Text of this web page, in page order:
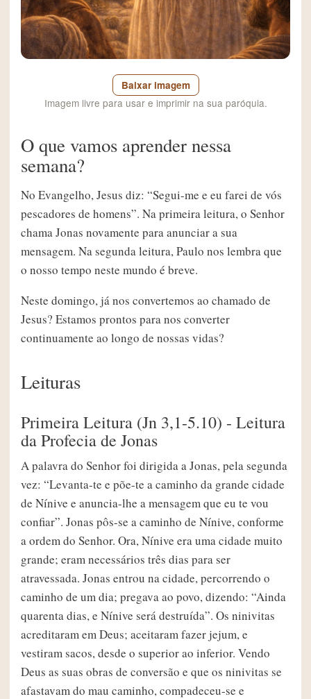
Baixar imagem
Imagem livre para usar e imprimir na sua paróquia.
O que vamos aprender nessa
semana?
No Evangelho, Jesus diz: “Segui-me e eu farei de vós
pescadores de homens”. Na primeira leitura, o Senhor
chama Jonas novamente para anunciar a sua
mensagem. Na segunda leitura, Paulo nos lembra que
o nosso tempo neste mundo é breve.
Neste domingo, já nos convertemos ao chamado de
Jesus? Estamos prontos para nos converter
continuamente ao longo de nossas vidas?
Leituras
Primeira Leitura (Jn 3,1-5.10) - Leitura
da Profecia de Jonas
A palavra do Senhor foi dirigida a Jonas, pela segunda
vez: “Levanta-te e põe-te a caminho da grande cidade
de Nínive e anuncia-lhe a mensagem que eu te vou
confiar”. Jonas pôs-se a caminho de Nínive, conforme
a ordem do Senhor. Ora, Nínive era uma cidade muito
grande; eram necessários três dias para ser
atravessada. Jonas entrou na cidade, percorrendo o
caminho de um dia; pregava ao povo, dizendo: “Ainda
quarenta dias, e Nínive será destruída”. Os ninivitas
acreditaram em Deus; aceitaram fazer jejum, e
vestiram sacos, desde o superior ao inferior. Vendo
Deus as suas obras de conversão e que os ninivitas se
afastavam do mau caminho, compadeceu-se e